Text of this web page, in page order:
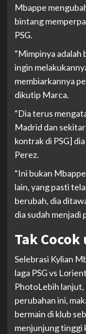
Mbappe
bintang
PSG.
“Mimpinya adalah
ingin
membiarkannya
dikutip Marca.
“Dia terus
Madrid dan
kontrak di PSG]
Perez.
“Ini bukan
lain, yang pasti
berubah, dia
dia sudah menjadi
Tak
Selebrasi Kylian
laga PSG vs
PhotoLebih
perubahan ini,
bermain di klub
menjunjung tinggi